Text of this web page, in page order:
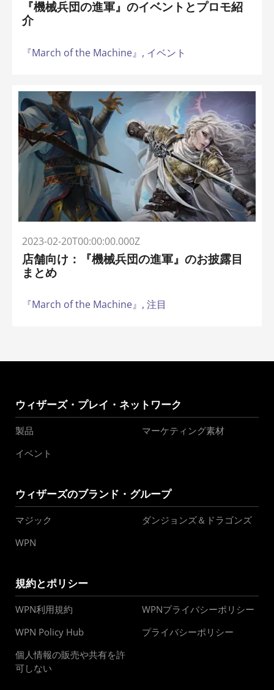
『機械兵団の進軍』のイベントとプロモ紹
介
『March of the Machine』, イベント
2023-02-20T00:00:00.000Z
店舗向け：『機械兵団の進軍』のお披露目
まとめ
『March of the Machine』, 注目
ウィザーズ・プレイ・ネットワーク
製品
マーケティング素材
イベント
ウィザーズのブランド・グループ
マジック
ダンジョンズ＆ドラゴンズ
WPN
規約とポリシー
WPN利用規約
WPNプライバシーポリシー
WPN Policy Hub
プライバシーポリシー
個人情報の販売や共有を許
可しない